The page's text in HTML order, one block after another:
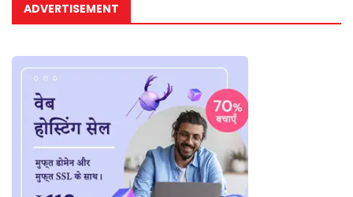
ADVERTISEMENT